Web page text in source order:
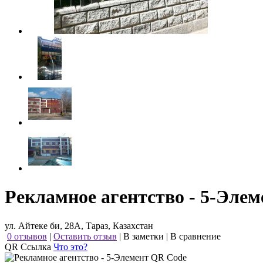
Рекламное агентство - 5-
ул. Айтеке би, 28А, Тараз, Казахстан
0 отзывов | Оставить отзыв | В заметки | В сравнение
QR Ссылка Что это?